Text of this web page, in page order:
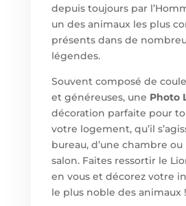
depuis toujours par
un des animaux les plus
présents dans de
légendes.
Souvent composé de
et généreuses, une Photo
décoration parfaite pour
votre logement, qu’il
bureau, d’une chambre
salon. Faites ressortir le
en vous et décorez votre
le plus noble des animaux !